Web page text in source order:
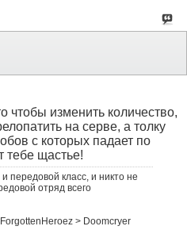
чтобы изменить количество,
на серве, а толку
с которых падает по
тебе щастье!
передовой класс, и никто не
отряд всего
> Doomcryer